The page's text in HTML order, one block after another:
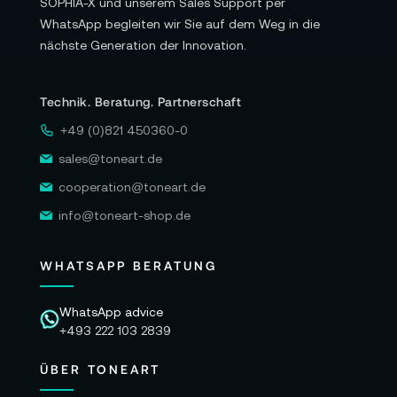
fahren willst, statt alles permanent auszulagern.
Unterstützt werden High-Level- und Low-Level-
nicht nur eine fertige App starten, sondern tief
in Regelung, Wahrnehmung oder
Bewegungsplanung eingreifen wollen. Du
kannst die Ebene wählen, die zu deinem Projekt
Im Workflow entsteht daraus ein flüssigeres
Experimentieren: weniger Umwege, weniger
Brüche zwischen „Entwickeln“ und „Ausführen“.
Wenn Wahrnehmung, Berechnung und
Bewegung in Echtzeit ineinandergreifen, wird
WhatsApp begleiten wir Sie auf dem Weg in die
nächste Generation der Innovation.
Technik. Beratung. Partnerschaft
+49 (0)821 450360-0
sales@toneart.de
cooperation@toneart.de
info@toneart-shop.de
WHATSAPP BERATUNG
WhatsApp advice
+493 222 103 2839
ÜBER TONEART